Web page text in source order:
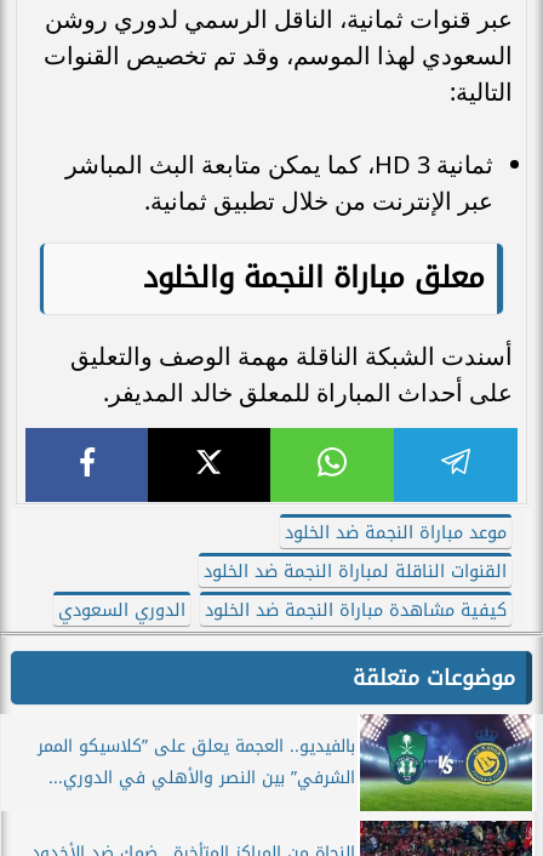
عبر قنوات ثمانية، الناقل الرسمي لدوري روشن
السعودي لهذا الموسم، وقد تم تخصيص القنوات
التالية:
ثمانية 3 HD، كما يمكن متابعة البث المباشر
عبر الإنترنت من خلال تطبيق ثمانية.
معلق مباراة النجمة والخلود
أسندت الشبكة الناقلة مهمة الوصف والتعليق
على أحداث المباراة للمعلق خالد المديفر.
موعد مباراة النجمة ضد الخلود
القنوات الناقلة لمباراة النجمة ضد الخلود
كيفية مشاهدة مباراة النجمة ضد الخلود
الدوري السعودي
موضوعات متعلقة
بالفيديو.. العجمة يعلق على ”كلاسيكو الممر
الشرفي” بين النصر والأهلي في الدوري...